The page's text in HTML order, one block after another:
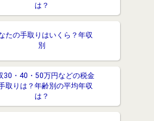
は？
たの手取りはいくら？年収
別
30・40・50万円などの税金
取りは？年齢別の平均年収
は？